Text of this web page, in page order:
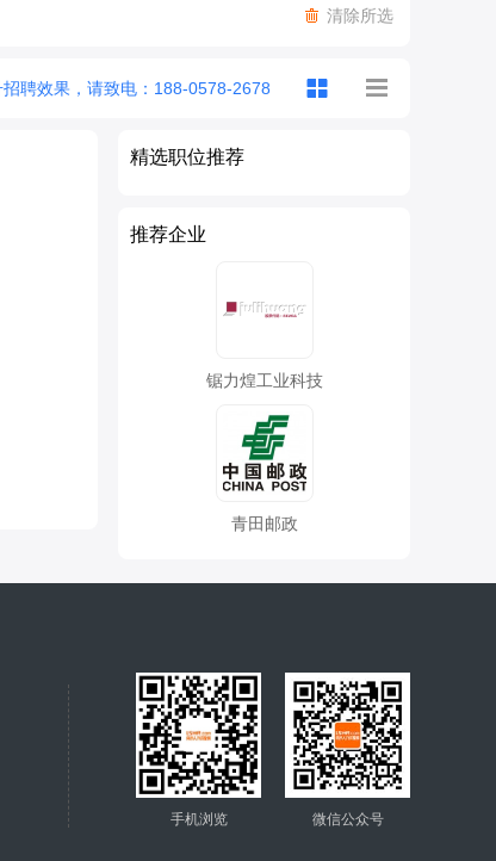
清除所选
招聘效果，请致电：188-0578-2678
精选职位推荐
推荐企业
锯力煌工业科技
青田邮政
微信公众号
手机浏览